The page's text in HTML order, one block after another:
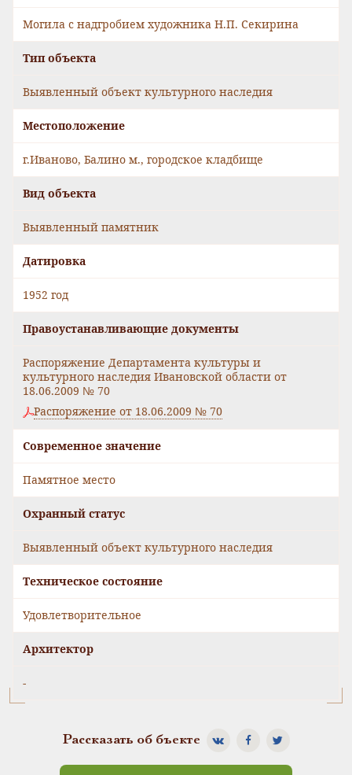
Могила с надгробием художника Н.П. Секирина
Тип объекта
Выявленный объект культурного наследия
Местоположение
г.Иваново, Балино м., городское кладбище
Вид объекта
Выявленный памятник
Датировка
1952 год
Правоустанавливающие документы
Распоряжение Департамента культуры и
культурного наследия Ивановской области от
18.06.2009 № 70
Распоряжение от 18.06.2009 № 70
Современное значение
Памятное место
Охранный статус
Выявленный объект культурного наследия
Техническое состояние
Удовлетворительное
Архитектор
-
Рассказать об бъекте